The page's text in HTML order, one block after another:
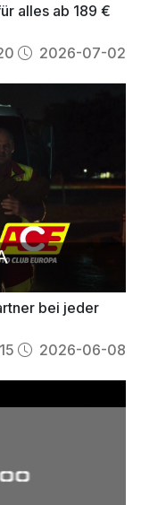
alles ab 189 €
2026-07-02
bei jeder
2026-06-08